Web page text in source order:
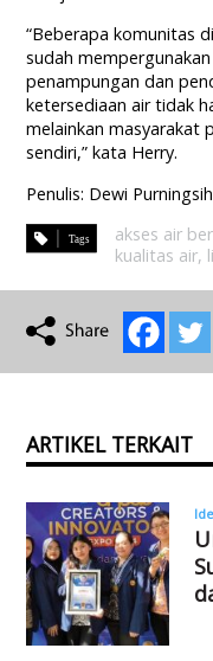
“Beberapa komunitas
sudah
penampungan dan
ketersediaan air tidak
melainkan masyarakat
sendiri,” kata Herry.
Penulis: Dewi Purningsih
akses air
kualitas air,
ARTIKEL TERKAIT
Ide